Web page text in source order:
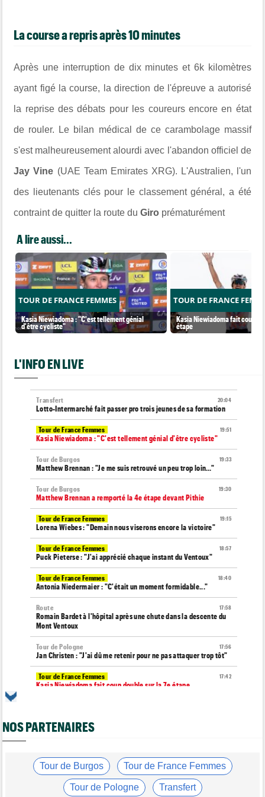
La course a repris après 10 minutes
Après une interruption de dix minutes et 6k kilomètres
ayant figé la course, la direction de l'épreuve a autorisé
la reprise des débats pour les coureurs encore en état
de rouler. Le bilan médical de ce carambolage massif
s'est malheureusement alourdi avec l'abandon officiel de
Jay Vine (UAE Team Emirates XRG). L'Australien, l'un
des lieutenants clés pour le classement général, a été
contraint de quitter la route duGiro prématurément
A lire aussi...
TOUR DE FRANCE FEMMES
Kasia Niewiadoma : "C'est tellement génial
d'être cycliste"
TOUR DE FRANCE
Kasia Niewiadoma fait coup
étape
L'INFO EN LIVE
20:04
Transfert
Lotto-Intermarché fait passer pro trois jeunes de sa formation
19:51
Tour de France Femmes
Kasia Niewiadoma : "C'est tellement génial d'être cycliste"
19:33
Tour de Burgos
Matthew Brennan : "Je me suis retrouvé un peu trop loin…"
19:30
Tour de Burgos
Matthew Brennan a remporté la 4e étape devant Pithie
19:15
Tour de France Femmes
Lorena Wiebes : "Demain nous viserons encore la victoire"
18:57
Tour de France Femmes
Puck Pieterse : "J'ai apprécié chaque instant du Ventoux"
18:40
Tour de France Femmes
Antonia Niedermaier : "C'était un moment formidable..."
17:58
Route
Romain Bardet à l'hôpital après une chute dans la descente du
Mont Ventoux
17:56
Tour de Pologne
Jan Christen : "J'ai dû me retenir pour ne pas attaquer trop tôt"
17:42
Tour de France Femmes
Kasia Niewiadoma fait coup double sur la 7e étape
16:38
Média
Les vidéos cyclisme sont sur Dailymotion : Cyclism'Actu TV
NOS PARTENAIRES
Tour de Burgos Tour de France Femmes
Tour de Pologne Transfert